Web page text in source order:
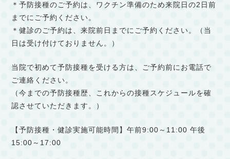
＊予防接種のご予約は、ワクチン準備のため来院日の2日前
までにご予約ください。
＊健診のご予約は、来院前日までにご予約ください。（当
日は受け付けておりません。）
当院で初めて予防接種を受ける方は、ご予約前にお電話で
ご連絡ください。
（今までの予防接種歴、これからの接種スケジュールを確
認させていただきます。）
【予防接種・健診実施可能時間】午前9:00～11:00 午後
15:00～17:00